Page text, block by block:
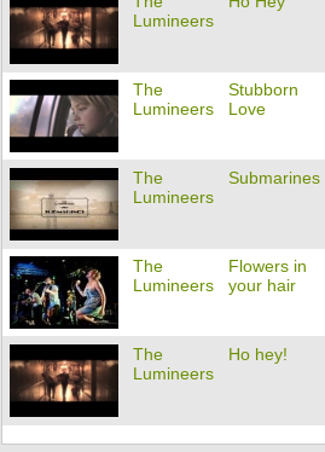
Lumineers
The
Lumineers
Stubborn
Love
The
Lumineers
Submarines
The
Lumineers
Flowers in
your hair
The
Lumineers
Ho hey!